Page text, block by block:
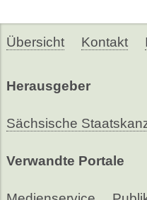
Übersicht Kontakt
Herausgeber
Sächsische
Verwandte Portale